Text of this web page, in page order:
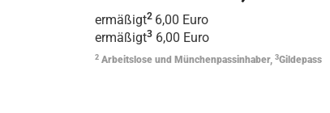
ermäßigt2 6,00 Euro
ermäßigt3 6,00 Euro
2 Arbeitslose und Münchenpassinhaber, 3Gildepass